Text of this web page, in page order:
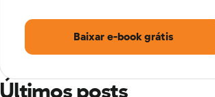
Baixar e-book grátis
Últimos posts